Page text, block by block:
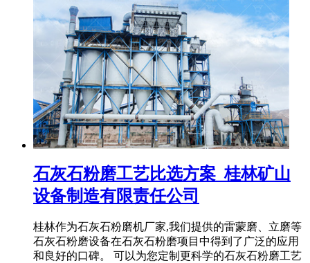
石灰石粉磨工艺比选方案_桂林矿山
设备制造有限责任公司
桂林作为石灰石粉磨机厂家,我们提供的雷蒙磨、立磨等
石灰石粉磨设备在石灰石粉磨项目中得到了广泛的应用
和良好的口碑。 可以为您定制更科学的石灰石粉磨工艺